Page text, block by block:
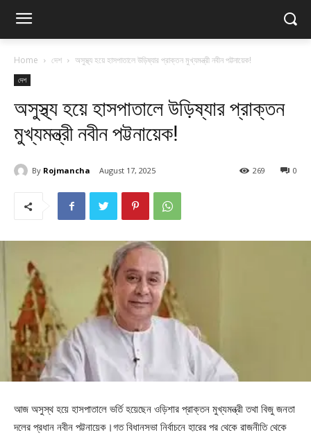
Home দেশ অসুস্থ্য হয়ে হাসপাতালে উড়িষ্যার প্রাক্তন মুখ্যমন্ত্রী নবীন পট্টনায়েক!
দেশ
অসুস্থ্য হয়ে হাসপাতালে উড়িষ্যার প্রাক্তন
মুখ্যমন্ত্রী নবীন পট্টনায়েক!
By Rojmancha August 17, 2025 0
269
আজ অসুস্থ হয়ে হাসপাতালে ভর্তি হয়েছেন ওড়িশার প্রাক্তন মুখ্যমন্ত্রী তথা বিজু জনতা
দলের প্রধান নবীন পট্টনায়েক।গত বিধানসভা নির্বাচনে হারের পর থেকে রাজনীতি থেকে